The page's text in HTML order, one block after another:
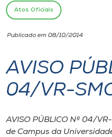
Unoesc
Internacionalização
I.nova
Diplomados
Atos Oficiais
Publicado em 08/10/2014
AVISO
04/VR-
AVISO PÚBLICO Nº 04/
de Campus da